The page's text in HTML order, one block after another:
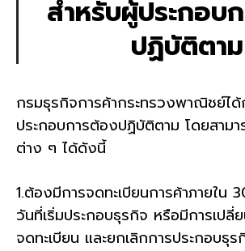
สำหรับผู้ประกอบ
ปฏิบัติตาม
กรมธุรกิจการค้ากระทรวงพาณิชย์ได้
ประกอบการต้องปฏิบัติตาม โดยสามา
ต่าง ๆ ได้ดังนี้
1.ต้องมีการจดทะเบียนการค้าภายใน
วันที่เริ่มประกอบธุรกิจ หรือมีการเปลี่
จดทะเบียน และยกเลิกการประกอบธุร